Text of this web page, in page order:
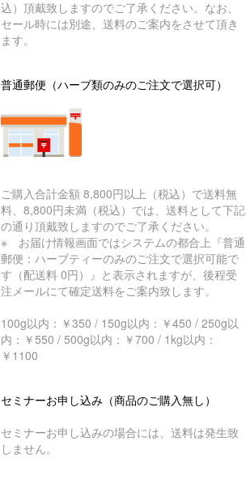
込）頂戴致しますのでご了承ください。なお、
セール時には別途、送料のご案内をさせて頂き
ます。
普通郵便（ハーブ類のみのご注文で選択可）
ご購入合計金額 8,800円以上（税込）で送料無
料、8,800円未満（税込）では、送料として下記
の通り頂戴致しますのでご了承ください。
※ お届け情報画面ではシステムの都合上『普通
郵便：ハーブティーのみのご注文で選択可能で
す（配送料 0円）』と表示されますが、後程受
注メールにて確定送料をご案内致します。
100g以内：￥350 / 150g以内：￥450 / 250g以
内：￥550 / 500g以内：￥700 / 1kg以内：
￥1100
セミナーお申し込み（商品のご購入無し）
セミナーお申し込みの場合には、送料は発生致
しません。